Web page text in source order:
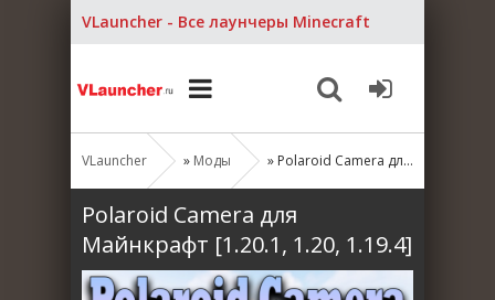
VLauncher - Все лаунчеры Minecraft
VLauncher » Моды » Polaroid Camera для Майнкрафт [1.20.1, 1.20, 1.19.4]
Polaroid Camera для
Майнкрафт [1.20.1, 1.20, 1.19.4]